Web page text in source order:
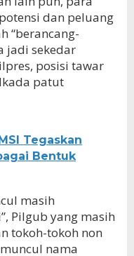
dan peluang
“berancang-
jadi sekedar
posisi tawar
patut
Tegaskan
Bentuk
masih
Pilgub yang masih
tokoh-tokoh non
nama